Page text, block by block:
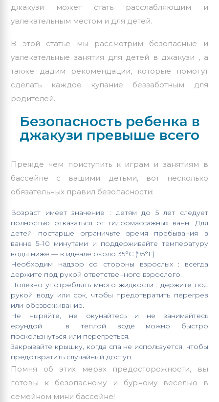
джакузи может стать расслабляющим и
увлекательным местом и для детей.
В этой статье мы рассмотрим безопасные и
увлекательные занятия для детей в джакузи , а
также дадим рекомендации, которые помогут
сделать каждое купание беззаботным для
родителей.
Безопасность ребенка в
джакузи превыше всего
Прежде чем приступить к играм и занятиям в
бассейне с вашими детьми, вот несколько
обязательных правил безопасности:
Возраст имеет значение : детям до 5 лет следует
полностью отказаться от гидромассажных ванн. Для
детей постарше ограничьте время пребывания в
ванне 5–10 минутами и поддерживайте температуру
воды ниже — в идеале около 35°C (95°F) .
Необходим надзор со стороны взрослых : всегда
держите под рукой ответственного взрослого.
Полезно употреблять много жидкости : держите под
рукой воду или сок, чтобы предотвратить перегрев
или обезвоживание.
Не ныряйте, не окунайтесь и не занимайтесь
ерундой : в теплой воде можно быстро
поскользнуться или перегреться.
Закрывайте крышку, когда спа не используется, чтобы
предотвратить случайный доступ.
Помня об этих мерах предосторожности, вы
готовы к безопасному и бурному веселью в
семейном мини бассейне!